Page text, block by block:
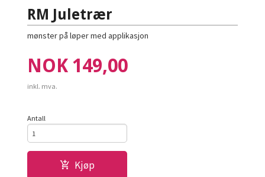
RM Juletrær
mønster på løper med applikasjon
Pris
NOK 149,00
inkl. mva.
Antall
Kjøp